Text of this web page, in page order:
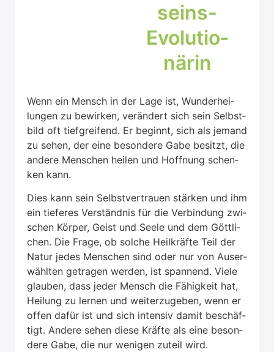
seins-
Evo­lu­tio­
nä­rin
Wenn ein Mensch in der Lage ist, Wun­der­hei­
lun­gen zu bewir­ken, ver­än­dert sich sein Selbst­
bild oft tief­grei­fend. Er beginnt, sich als jemand
zu sehen, der eine beson­de­re Gabe besitzt, die
ande­re Men­schen hei­len und Hoff­nung schen­
ken kann.
Dies kann sein Selbst­ver­trau­en stär­ken und ihm
ein tie­fe­res Ver­ständ­nis für die Ver­bin­dung zwi­
schen Kör­per, Geist und See­le und dem Gött­li­
chen. Die Fra­ge, ob sol­che Heil­kräf­te Teil der
Natur jedes Men­schen sind oder nur von Aus­er­
wähl­ten getra­gen wer­den, ist span­nend. Vie­le
glau­ben, dass jeder Mensch die Fähig­keit hat,
Hei­lung zu ler­nen und wei­ter­zu­ge­ben, wenn er
offen dafür ist und sich inten­siv damit beschäf­
tigt. Ande­re sehen die­se Kräf­te als eine beson­
de­re Gabe, die nur weni­gen zuteil wird.